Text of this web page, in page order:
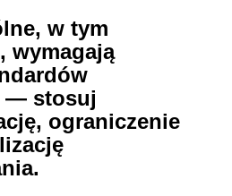
w tym
wymagają
— stosuj
ograniczenie